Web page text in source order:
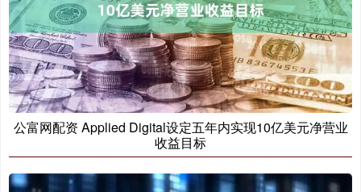
公富网配资 Applied Digital设定五年内实现10亿美元净营业
收益目标